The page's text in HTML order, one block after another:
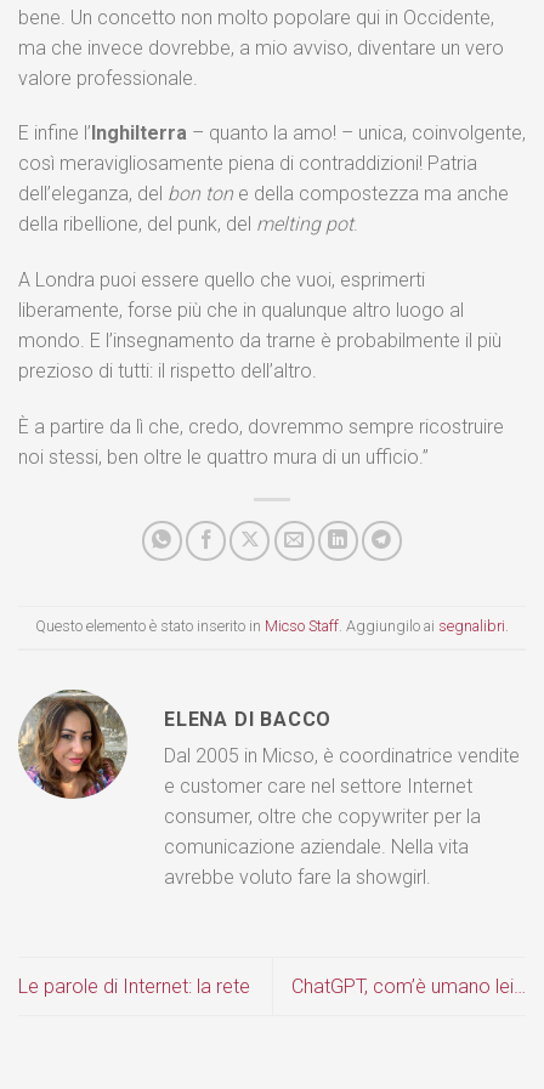
bene. Un concetto non molto popolare qui in Occidente,
ma che invece dovrebbe, a mio avviso, diventare un vero
valore professionale.
E infine l’ Inghilterra – quanto la amo! – unica, coinvolgente,
così meravigliosamente piena di contraddizioni! Patria
dell’eleganza, del bon ton e della compostezza ma anche
della ribellione, del punk, del melting pot.
A Londra puoi essere quello che vuoi, esprimerti
liberamente, forse più che in qualunque altro luogo al
mondo. E l’insegnamento da trarne è probabilmente il più
prezioso di tutti: il rispetto dell’altro.
È a partire da lì che, credo, dovremmo sempre ricostruire
noi stessi, ben oltre le quattro mura di un ufficio.”
Questo elemento è stato inserito in Micso Staff. Aggiungilo ai segnalibri.
ELENA DI BACCO
Dal 2005 in Micso, è coordinatrice vendite
e customer care nel settore Internet
consumer, oltre che copywriter per la
comunicazione aziendale. Nella vita
avrebbe voluto fare la showgirl.
Le parole di Internet: la rete ChatGPT, com’è umano lei…